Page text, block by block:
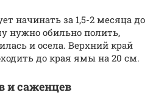
начинать за 1,5-2 месяца до
нужно обильно полить,
и осела. Верхний край
до края ямы на 20 см.
и саженцев